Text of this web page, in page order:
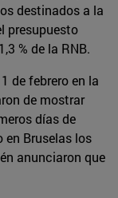
destinados a la
presupuesto
% de la RNB.
de febrero en la
de mostrar
días de
en Bruselas los
anunciaron que